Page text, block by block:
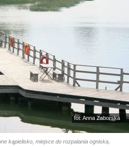
fot: Anna Zaborska
kąpielisko, miejsce do rozpalania ogniska,